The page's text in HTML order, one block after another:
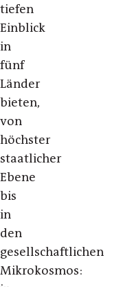
tiefen
Einblick
in
fünf
Länder
bieten,
von
höchster
staatlicher
Ebene
bis
in
den
gesellschaftlichen
Mikrokosmos: